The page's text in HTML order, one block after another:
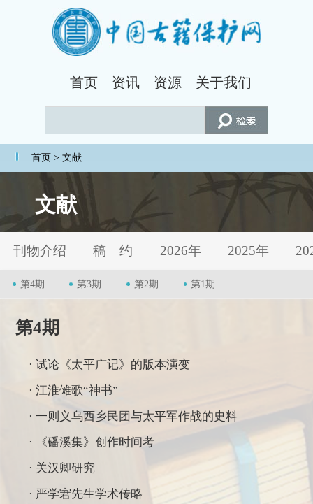
首页 资讯 资源 关于我们
首页 > 文献
文献
刊物介绍 稿 约 2026年 2025年
第4期 第3期 第2期 第1期
第4期
· 试论《太平广记》的版本演变
· 江淮傩歌“神书”
· 一则义乌西乡民团与太平军作战的史料
· 《磻溪集》创作时间考
· 关汉卿研究
· 严学宭先生学术传略